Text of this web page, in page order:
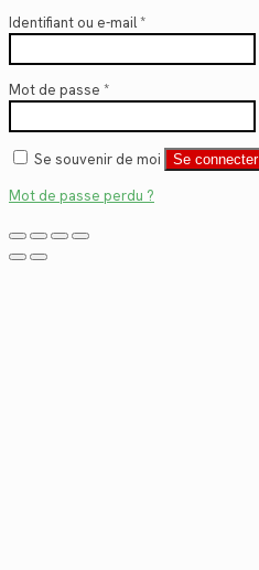
Identifiant ou e-mail*
Mot de passe *
Se souvenir de moi Se connecter
Mot de passe perdu ?